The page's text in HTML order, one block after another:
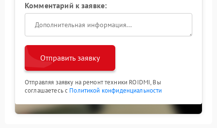
Комментарий к заявке:
Отправить заявку
Отправляя заявку на ремонт техники ROIDMI, Вы
соглашаетесь с Политикой конфиденциальности